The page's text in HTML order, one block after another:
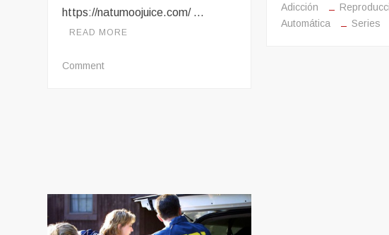
https://natumoojuice.com/ …
READ MORE
Commenton
Adicción
Automática
Series